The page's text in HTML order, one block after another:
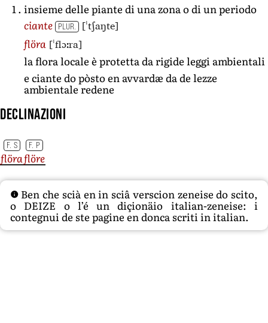
insieme delle piante di una zona o di un periodo
ciante
PLUR. [ˈtʃaŋte]
flöra [ˈflɔːra]
la flora locale è protetta da rigide leggi ambientali
e ciante do pòsto en avvardæ da de lezze
ambientale redene
Declinazioni
F. S F. P
flöraflöre
Ben che scià en in sciâ verscion zeneise do scito,
o DEIZE o l’é un diçionäio italian-zeneise: i
contegnui de ste pagine en donca scriti in italian.